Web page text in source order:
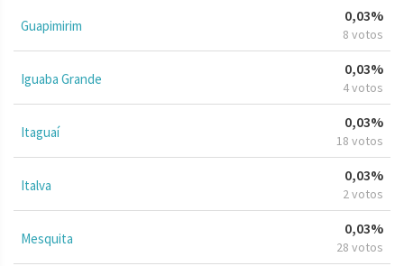
Guapimirim
0,03%
8 votos
Iguaba Grande
0,03%
4 votos
Itaguaí
0,03%
18 votos
Italva
0,03%
2 votos
Mesquita
0,03%
28 votos